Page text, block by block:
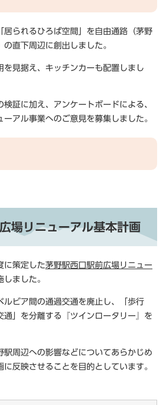
居られるひろば空間」を自由通路（茅野
直下周辺に創出しました。
を見据え、キッチンカーも配置しまし
証に加え、アンケートボードによる、
アル事業へのご意見を募集しました。
場リニューアル基本計画
に策定した茅野駅西口駅前広場リニュー
しました。
ルビア間の通過交通を廃止し、「歩行
通」を分離する『ツインロータリー』を
駅周辺への影響などについてあらかじめ
反映させることを目的としています。